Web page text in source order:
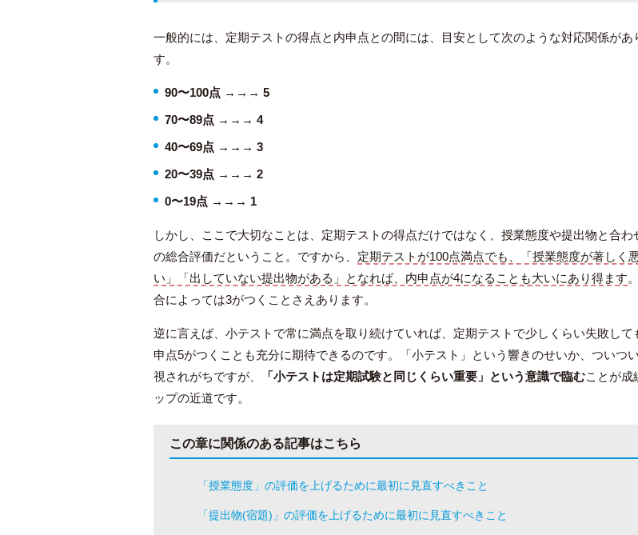
一般的には、定期テストの得点と内申点との間には、目安として次のような対応関係があ
す。
90〜100点 →→→ 5
70〜89点 →→→ 4
40〜69点 →→→ 3
20〜39点 →→→ 2
0〜19点 →→→ 1
しかし、ここで大切なことは、定期テストの得点だけではなく、授業態度や提出物と合わ
の総合評価だということ。ですから、 定期テストが100点満点でも、「授業態度が著しく
い」「出していない提出物がある」となれば、内申点が4になることも大いにあり得ます
合によっては3がつくことさえあります。
逆に言えば、小テストで常に満点を取り続けていれば、定期テストで少しくらい失敗して
申点5がつくことも充分に期待できるのです。「小テスト」という響きのせいか、ついつ
視されがちですが、
「小テストは定期試験と同じくらい重要」という意識で臨むことが成
ップの近道です。
この章に関係のある記事はこちら
「授業態度」の評価を上げるために最初に見直すべきこと
「提出物(宿題)」の評価を上げるために最初に見直すべきこと
の勉強法と教材
漢検準2級合格の